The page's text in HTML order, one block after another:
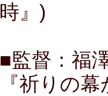
時』)
■監督：福
『祈りの